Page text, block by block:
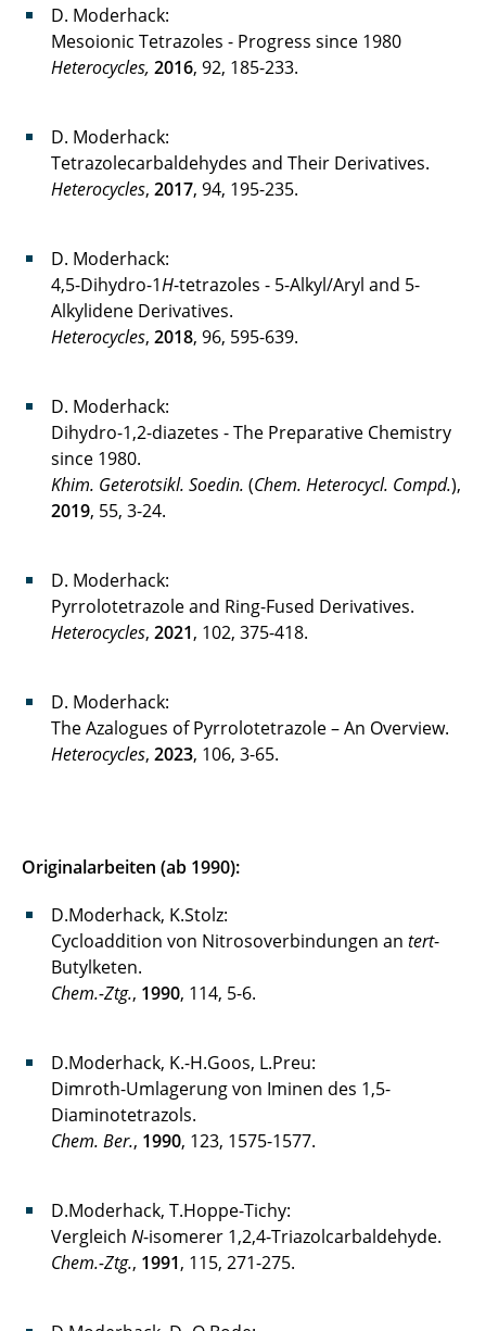
D. Moderhack:
Mesoionic Tetrazoles - Progress since 1980
Heterocycles, 2016, 92, 185-233.
D. Moderhack:
Tetrazolecarbaldehydes and Their Derivatives.
Heterocycles, 2017, 94, 195-235.
D. Moderhack:
4,5-Dihydro-1H-tetrazoles - 5-Alkyl/Aryl and 5-
Alkylidene Derivatives.
Heterocycles, 2018, 96, 595-639.
D. Moderhack:
Dihydro-1,2-diazetes - The Preparative Chemistry
since 1980.
Khim. Geterotsikl. Soedin. (Chem. Heterocycl. Compd.),
2019, 55, 3-24.
D. Moderhack:
Pyrrolotetrazole and Ring-Fused Derivatives.
Heterocycles, 2021, 102, 375-418.
D. Moderhack:
The Azalogues of Pyrrolotetrazole – An Overview.
Heterocycles, 2023, 106, 3-65.
Originalarbeiten (ab 1990):
D.Moderhack, K.Stolz:
Cycloaddition von Nitrosoverbindungen an tert-
Butylketen.
Chem.-Ztg., 1990, 114, 5-6.
D.Moderhack, K.-H.Goos, L.Preu:
Dimroth-Umlagerung von Iminen des 1,5-
Diaminotetrazols.
Chem. Ber., 1990, 123, 1575-1577.
D.Moderhack, T.Hoppe-Tichy:
Vergleich N-isomerer 1,2,4-Triazolcarbaldehyde.
Chem.-Ztg., 1991, 115, 271-275.